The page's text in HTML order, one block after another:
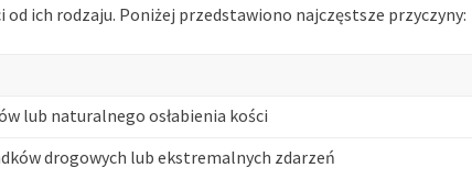
od ich rodzaju. Poniżej przedstawiono najczęstsze przyczyny:
lub naturalnego osłabienia kości
drogowych lub ekstremalnych zdarzeń